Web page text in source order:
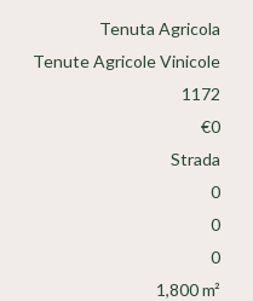
Tenuta Agricola
Tenute Agricole Vinicole
1172
€0
Strada
0
0
0
1,800 m²